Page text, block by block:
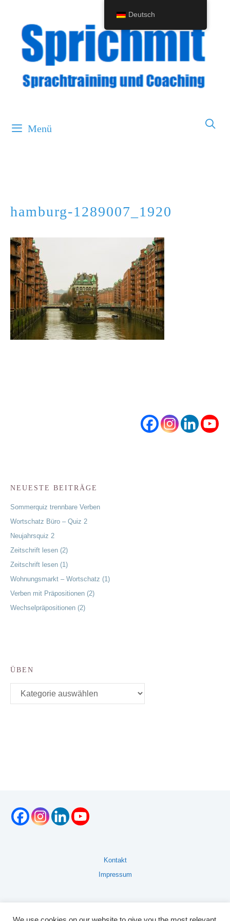
Menü
hamburg-1289007_1920
NEUESTE BEITRÄGE
Sommerquiz trennbare Verben
Wortschatz Büro – Quiz 2
Neujahrsquiz 2
Zeitschrift lesen (2)
Zeitschrift lesen (1)
Wohnungsmarkt – Wortschatz (1)
Verben mit Präpositionen (2)
Wechselpräpositionen (2)
ÜBEN
Kontakt
Impressum
Deutsch